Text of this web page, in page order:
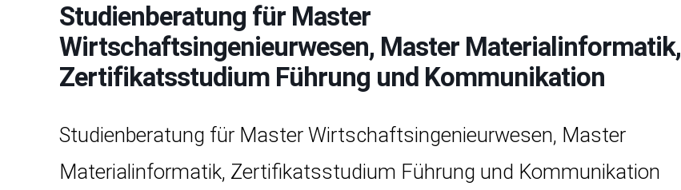
Studienberatung für Master
Wirtschaftsingenieurwesen, Master Materialinformatik,
Zertifikatsstudium Führung und Kommunikation
Studienberatung für Master Wirtschaftsingenieurwesen, Master
Materialinformatik, Zertifikatsstudium Führung und Kommunikation